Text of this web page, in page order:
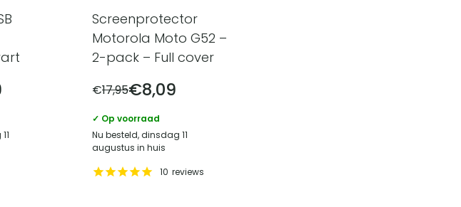
Screenprotector
Motorola Moto G52 –
2-pack – Full cover
€17,95€8,09
✓ Op voorraad
Nu besteld, dinsdag 11
augustus in huis
10 reviews